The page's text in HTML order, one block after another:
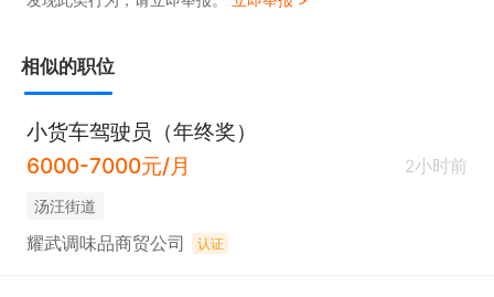
相似的职位
小货车驾驶员（年终奖）
6000-7000元/月
2小时前
汤汪街道
耀武调味品商贸公司 认证